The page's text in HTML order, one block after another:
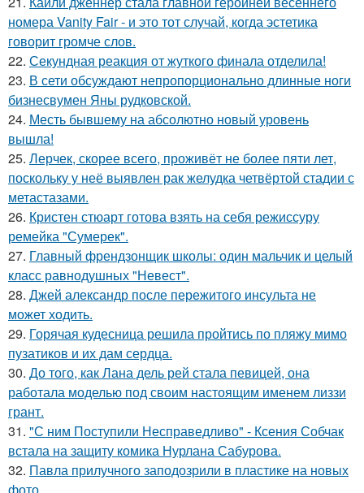
номера Vanity Fair - и это тот случай, когда эстетика
говорит громче слов.
22. Секундная реакция от жуткого финала отделила!
23. В сети обсуждают непропорционально длинные ноги
бизнесвумен Яны рудковской.
24. Месть бывшему на абсолютно новый уровень
вышла!
25. Лерчек, скорее всего, проживёт не более пяти лет,
поскольку у неё выявлен рак желудка четвёртой стадии с
метастазами.
26. Кристен стюарт готова взять на себя режиссуру
ремейка "Сумерек".
27. Главный френдзонщик школы: один мальчик и целый
класс равнодушных "Невест".
28. Джей александр после пережитого инсульта не
может ходить.
29. Горячая кудесница решила пройтись по пляжу мимо
пузатиков и их дам сердца.
30. До того, как Лана дель рей стала певицей, она
работала моделью под своим настоящим именем лиззи
грант.
31. "С ним Поступили Несправедливо" - Ксения Собчак
встала на защиту комика Нурлана Сабурова.
32. Павла прилучного заподозрили в пластике на новых
фото.